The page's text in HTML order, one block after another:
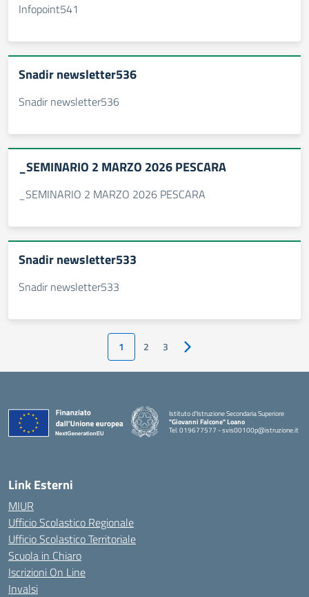
Infopoint541
Snadir newsletter536
Snadir newsletter536
_SEMINARIO 2 MARZO 2026 PESCARA
_SEMINARIO 2 MARZO 2026 PESCARA
Snadir newsletter533
Snadir newsletter533
1 2 3 Pagina successiva
Istituto d'Istruzione Secondaria Superiore
"Giovanni Falcone" Loano
Tel. 019677577 - svis00100p@istruzione.it
— Visita la pagina iniziale della scuola
Link Esterni
MIUR
Ufficio Scolastico Regionale
Ufficio Scolastico Territoriale
Scuola in Chiaro
Iscrizioni On Line
Invalsi